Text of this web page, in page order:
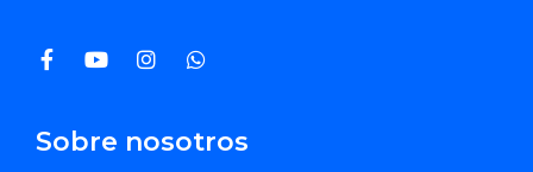
Sobre nosotros